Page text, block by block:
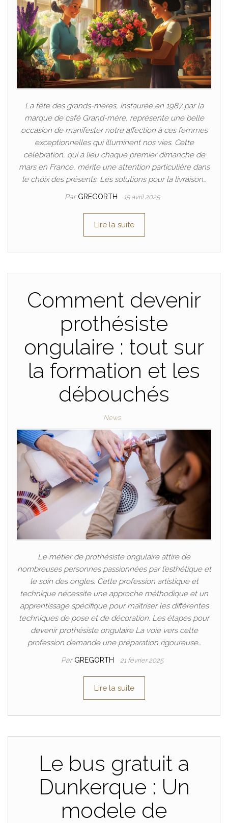
La fête des grands-mères, instaurée en 1987 par la
marque de café Grand-mère, représente une belle
occasion de manifester notre affection à ces femmes
exceptionnelles qui illuminent nos vies. Cette
célébration, qui a lieu chaque premier dimanche de
mars en France, mérite une attention particulière dans
le choix des présents. Les solutions pour la livraison…
Par GREGORTH 15 avril 2025
Lire la suite
Comment devenir
prothésiste
ongulaire : tout sur
la formation et les
débouchés
News
Le métier de prothésiste ongulaire attire de
nombreuses personnes passionnées par l’esthétique et
le soin des ongles. Cette profession artistique et
technique nécessite une approche méthodique et un
apprentissage spécifique pour maîtriser les différentes
techniques de pose et de décoration. Les étapes pour
devenir prothésiste ongulaire La voie vers cette
profession demande une préparation rigoureuse…
Par GREGORTH 21 février 2025
Lire la suite
Le bus gratuit a
Dunkerque : Un
modele de